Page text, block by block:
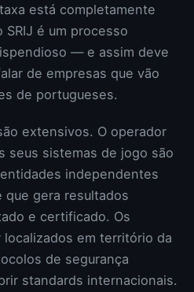
está completamente
é um processo
— e assim deve
de empresas que vão
de portugueses.
extensivos. O operador
seus sistemas de jogo são
independentes
gera resultados
e certificado. Os
em território da
de segurança
standards internacionais.